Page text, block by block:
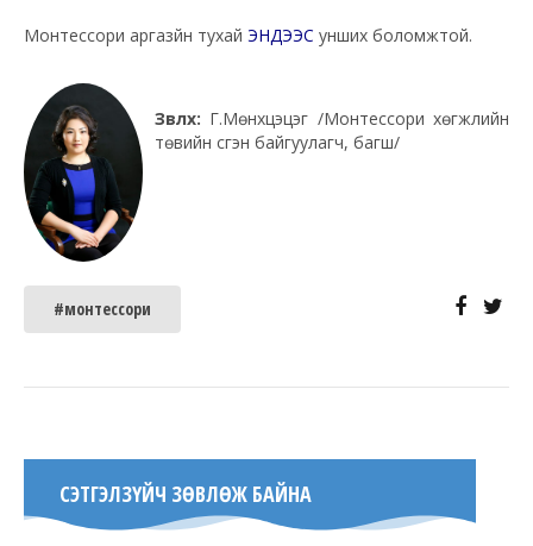
Монтессори аргазүйн тухай ЭНДЭЭС унших боломжтой.
Зөвлөх: Г.Мөнхцэцэг /Монтессори хөгжлийн
төвийн үүсгэн байгуулагч, багш/
#монтессори
СЭТГЭЛЗҮЙЧ ЗӨВЛӨЖ БАЙНА